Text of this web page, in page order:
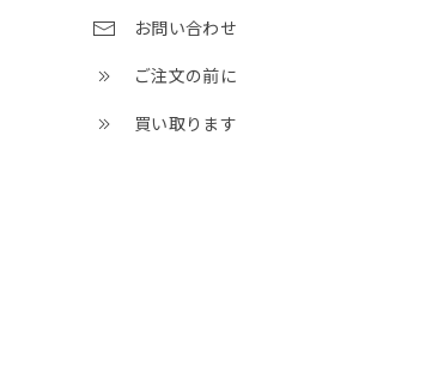
お問い合わせ
ご注文の前に
買い取ります